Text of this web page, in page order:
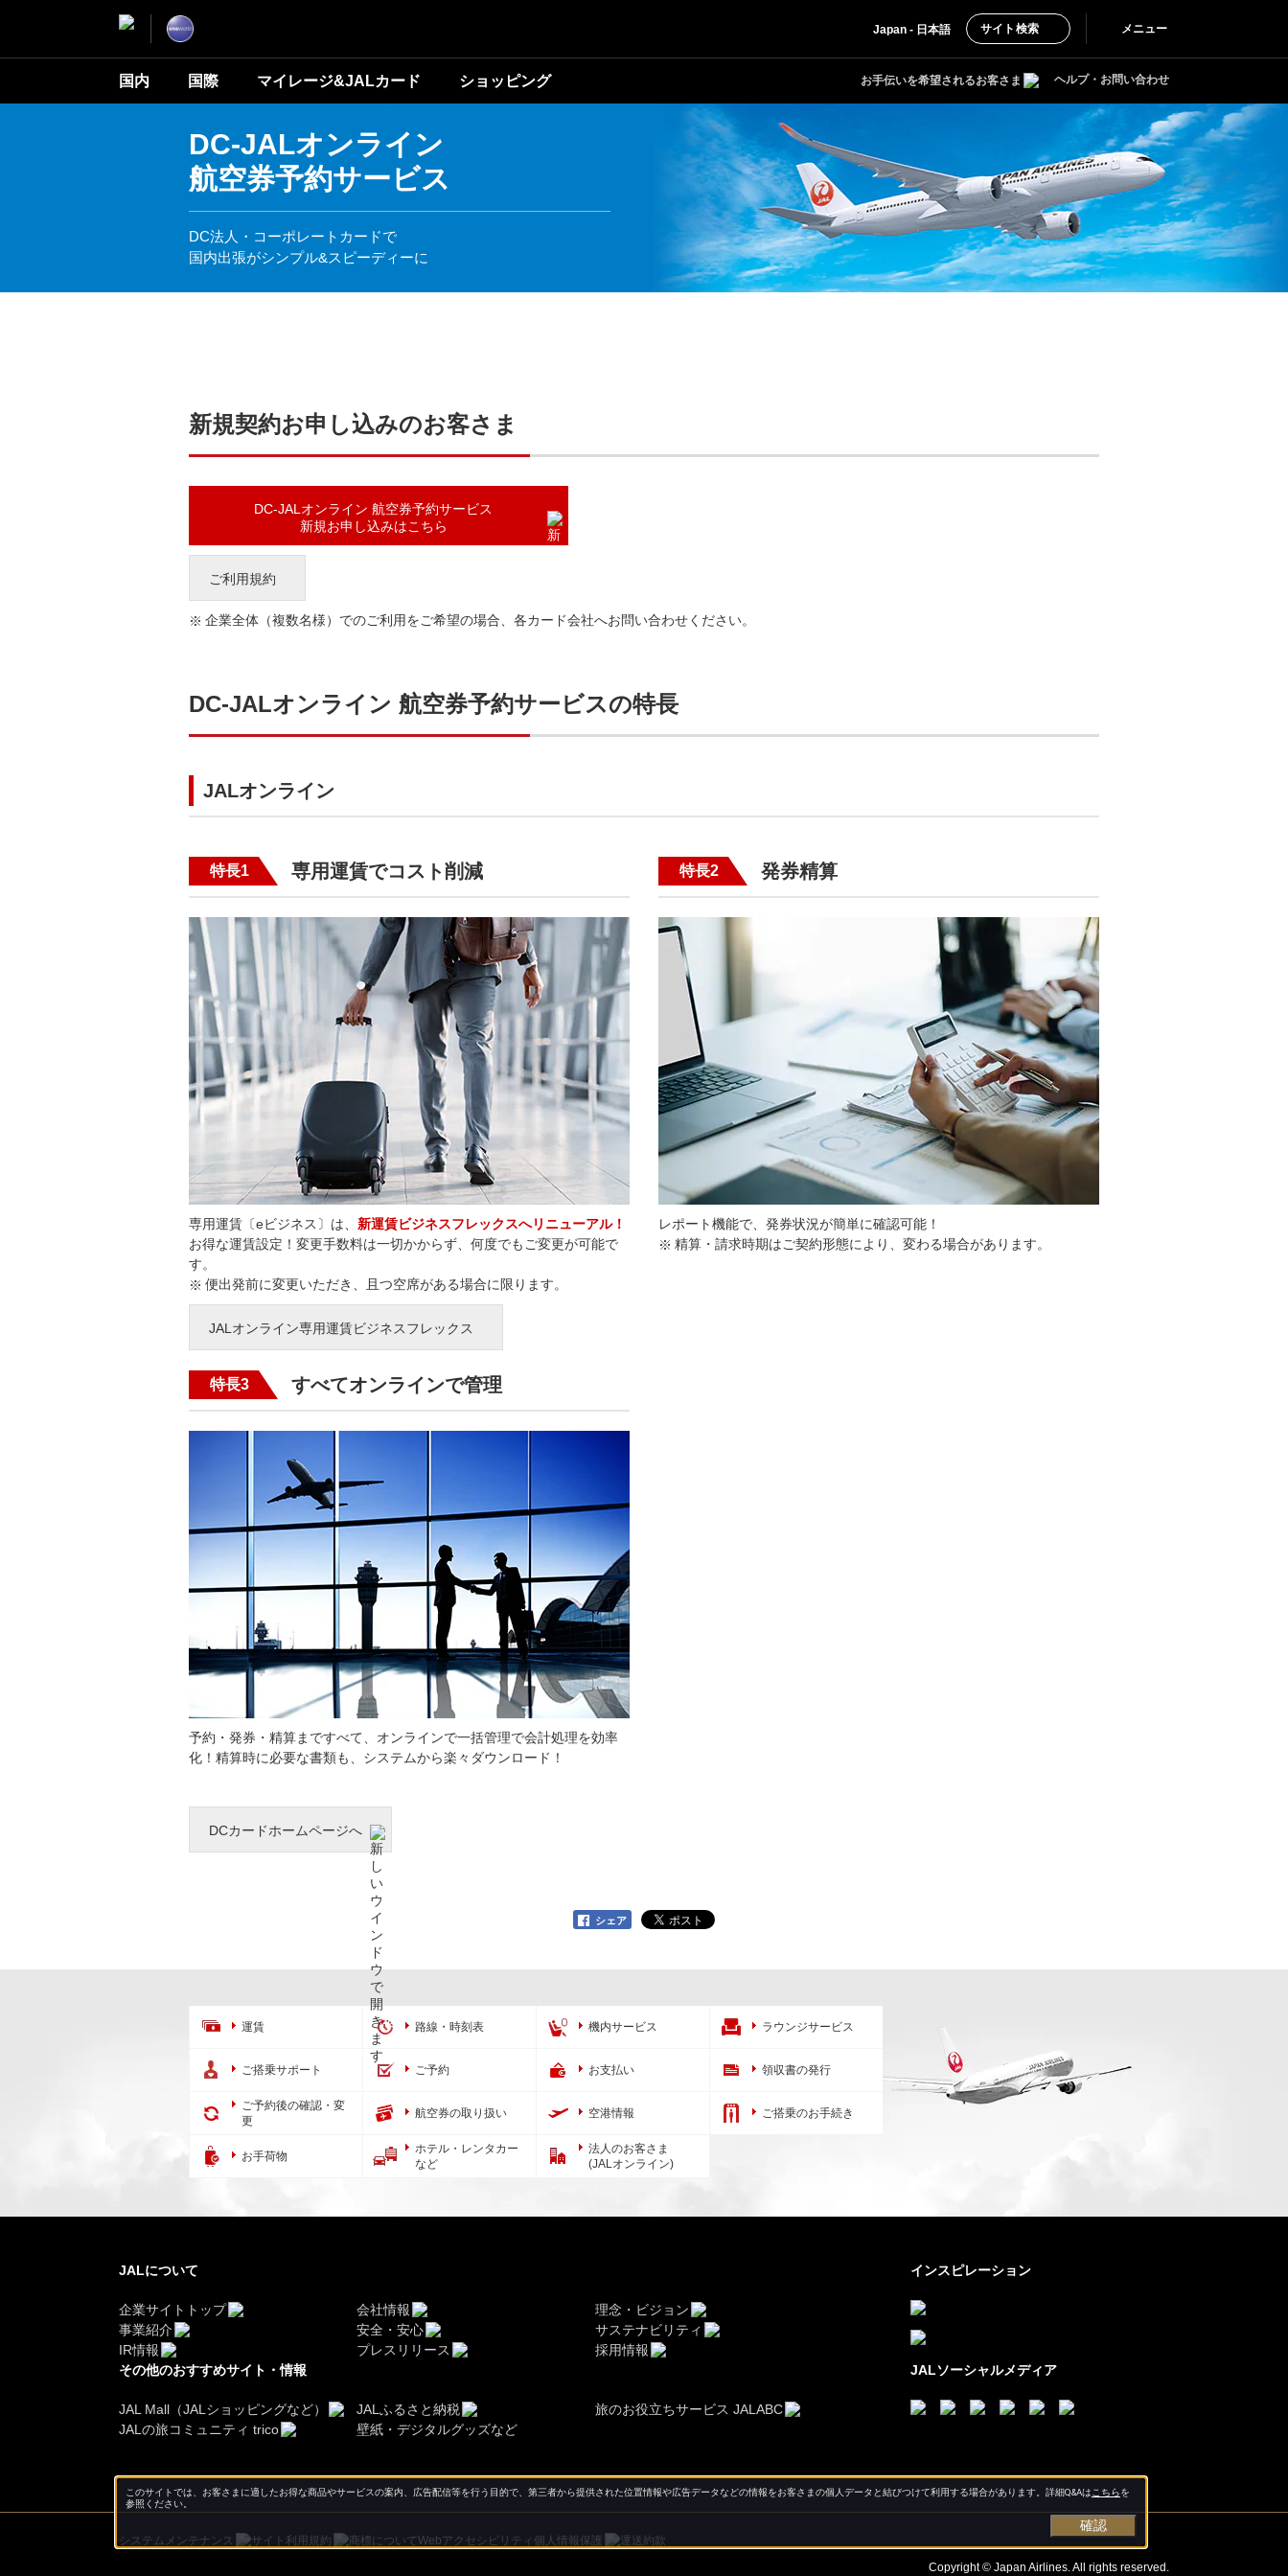
Japan - 日本語 サイト検索 メニュー
国内 国際 マイレージ&JALカード ショッピング お手伝いを希望されるお客さま ヘルプ・お問い合わせ
DC-JALオンライン
航空券予約サービス
DC法人・コーポレートカードで
国内出張がシンプル&スピーディーに
新規契約お申し込みのお客さま
DC-JALオンライン 航空券予約サービス
新規お申し込みはこちら
ご利用規約
企業全体（複数名様）でのご利用をご希望の場合、各カード会社へお問い合わせください。
DC-JALオンライン 航空券予約サービスの特長
JALオンライン
特長1 専用運賃でコスト削減
専用運賃〔eビジネス〕は、 新運賃ビジネスフレックスへリニューアル！
お得な運賃設定！変更手数料は一切かからず、何度でもご変更が可能で
す。
便出発前に変更いただき、且つ空席がある場合に限ります。
JALオンライン専用運賃ビジネスフレックス
特長2 発券精算
レポート機能で、発券状況が簡単に確認可能！
精算・請求時期はご契約形態により、変わる場合があります。
特長3 すべてオンラインで管理
予約・発券・精算まですべて、オンラインで一括管理で会計処理を効率
化！精算時に必要な書類も、システムから楽々ダウンロード！
DCカードホームページへ
シェア
運賃 路線・時刻表 機内サービス ラウンジサービス
ご搭乗サポート ご予約 お支払い 領収書の発行
ご予約後の確認・変
更
航空券の取り扱い 空港情報 ご搭乗のお手続き
お手荷物
ホテル・レンタカー
など
法人のお客さま
(JALオンライン)
JALについて
企業サイトトップ 会社情報
理念・ビジョン
事業紹介
安全・安心
サステナビリティ
IR情報
プレスリリース 採用情報
インスピレーション
その他のおすすめサイト・情報
JAL Mall（JALショッピングなど） JALふるさと納税
旅のお役立ちサービス JALABC
JALの旅コミュニティ trico
壁紙・デジタルグッズなど
JALソーシャルメディア
システムメンテナンス サイト利用規約 商標についてWebアクセシビリティ 個人情報保護
運送約款
Copyright © Japan Airlines. All rights reserved.
このサイトでは、お客さまに適したお得な商品やサービスの案内、広告配信等を行う目的で、第三者から提供された位置情報や広告データなどの情報をお客さまの個人データと結びつけて利用する場合があります。詳細Q&Aは こちらを
参照ください。
確認